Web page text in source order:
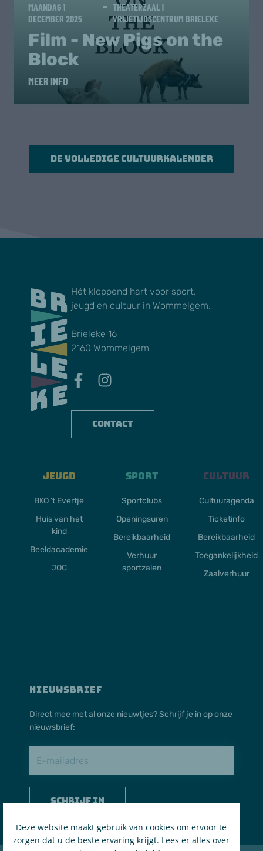
MAANDAG 1
DECEMBER 2025
THEATERZAAL |
VRIJETIJDSCENTRUM BRIELEKE
Film - New Pigs on the
Block
MEER INFO
De volledige cultuurkalender
NIEUWSBRIEF
Direct mee met al onze nieuwtjes? Schrijf je in op onze
nieuwsbrief:
Schrijf in
Hét kloppend hart voor sport,
jeugd en cultuur in Wommelgem.
Brieleke 16
2160 Wommelgem
Contact
Jeugd
BKO ’t Evertje
Huis van het
kind
Beeldacademie
JOC
Sport
Sportclubs
Openingsuren
Bereikbaarheid
Verhuur
sportzalen
Cultuur
Cultuuragenda
Ticketinfo
Bereikbaarheid
Toegankelijkheid
Zaalverhuur
Deze website maakt gebruik van cookies om ervoor te
zorgen dat u de beste ervaring krijgt. Lees er alles over